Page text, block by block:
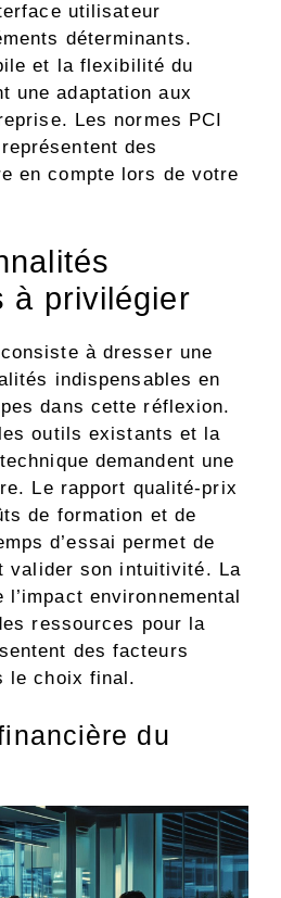
utilisateur
déterminants.
et la flexibilité du
une adaptation aux
Les normes PCI
des
en compte lors de votre
à privilégier
à dresser une
indispensables en
dans cette réflexion.
outils existants et la
demandent une
Le rapport qualité-prix
de formation et de
d’essai permet de
valider son intuitivité. La
environnemental
ressources pour la
des facteurs
le choix final.
du